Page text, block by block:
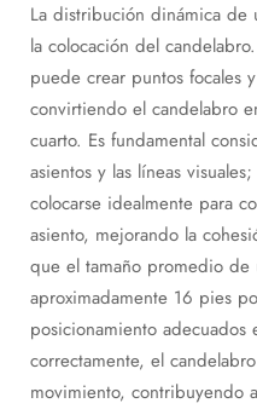
La distribución dinámica
la colocación del
puede crear puntos focales
convirtiendo el candelabro
cuarto. Es fundamental
asientos y las líneas
colocarse idealmente para
asiento, mejorando la
que el tamaño promedio de
aproximadamente 16 pies
posicionamiento
correctamente, el
movimiento, contribuyendo